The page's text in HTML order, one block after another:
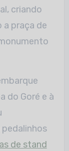
criando
a praça de
do Goré e à
pedalinhos
de stand